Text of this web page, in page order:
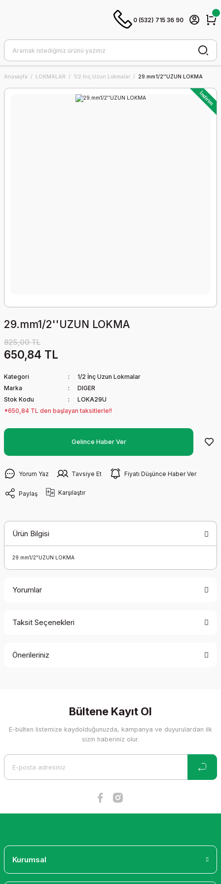
0 (532) 715 36 90
Anasayfa LOKMALAR 1/2 İnç Uzun Lokmalar 29.mm1/2''UZUN LOKMA
İndirim
29.mm1/2''UZUN LOKMA
825,00 TL
650,84 TL
Kategori
1/2 İnç Uzun Lokmalar
Marka
DIGER
Stok Kodu
LOKA29U
*650,84 TL den başlayan taksitlerle!!
Gelince Haber Ver
Yorum Yaz Tavsiye Et Fiyatı Düşünce Haber Ver
Paylaş Karşılaştır
Ürün Bilgisi
29.mm1/2"UZUN LOKMA
Yorumlar
Taksit Seçenekleri
Önerileriniz
Görüş ve önerileriniz için teşekkür ederiz.
Ürün resmi kalitesiz, bozuk veya görüntülenemiyor.
Bültene Kayıt Ol
E-bülten listemize kaydolduğunuzda, kampanya ve duyurulardan ilk
sizin haberiniz olur.
Kurumsal